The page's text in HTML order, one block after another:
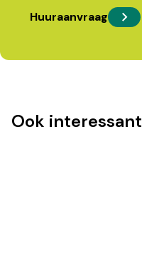
Huuraanvraag
Ook interessant